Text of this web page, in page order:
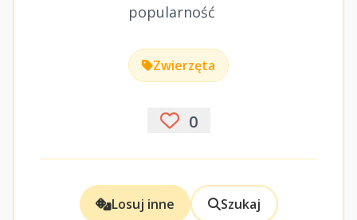
popularność
Zwierzęta
0
Losuj inne Szukaj